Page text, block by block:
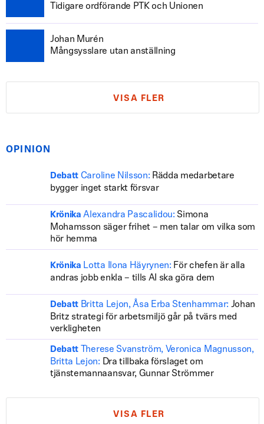
Tidigare ordförande PTK och Unionen
Johan Murén
Mångsysslare utan anställning
VISA FLER
OPINION
Debatt Caroline Nilsson: Rädda medarbetare
bygger inget starkt försvar
Krönika Alexandra Pascalidou: Simona
Mohamsson säger frihet – men talar om vilka som
hör hemma
Krönika Lotta Ilona Häyrynen: För chefen är alla
andras jobb enkla – tills AI ska göra dem
Debatt Britta Lejon, Åsa Erba Stenhammar: Johan
Britz strategi för arbetsmiljö går på tvärs med
verkligheten
Debatt
Therese Svanström, Veronica Magnusson,
Britta Lejon: Dra tillbaka förslaget om
tjänstemannaansvar, Gunnar Strömmer
VISA FLER